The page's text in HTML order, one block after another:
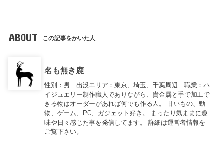
ABOUT この記事をかいた人
名も無き鹿
性別：男 出没エリア：東京、埼玉、千葉周辺 職業：ハ
イジュエリー制作職人でありながら、貴金属と手で加工で
きる物はオーダーがあれば何でも作る人。 甘いもの、動
物、ゲーム、PC、ガジェット好き。 まったり気ままに趣
味や日々感じた事を発信してます。 詳細は運営者情報を
ご覧下さい。